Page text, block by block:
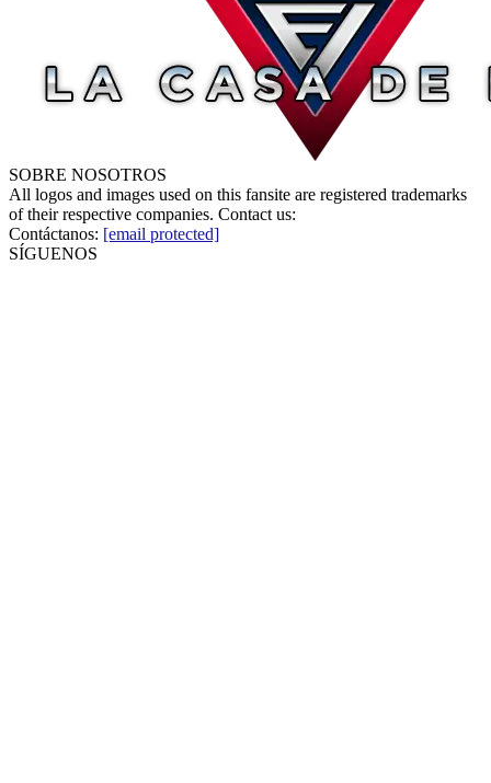
SOBRE NOSOTROS
All logos and images used on this fansite are registered trademarks
of their respective companies. Contact us:
Contáctanos: [email protected]
SÍGUENOS